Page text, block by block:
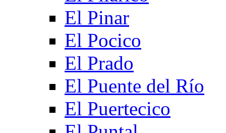
El Pinar
El Pocico
El Prado
El Puente del Río
El Puertecico